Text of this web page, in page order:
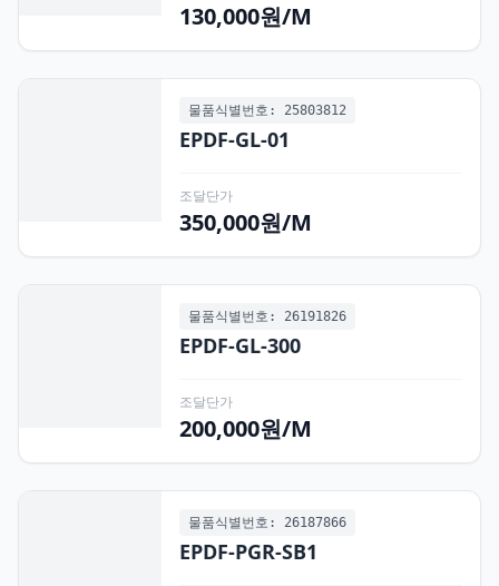
130,000원/M
물품식별번호: 25803812
EPDF-GL-01
조달단가
350,000원/M
물품식별번호: 26191826
EPDF-GL-300
조달단가
200,000원/M
물품식별번호: 26187866
EPDF-PGR-SB1